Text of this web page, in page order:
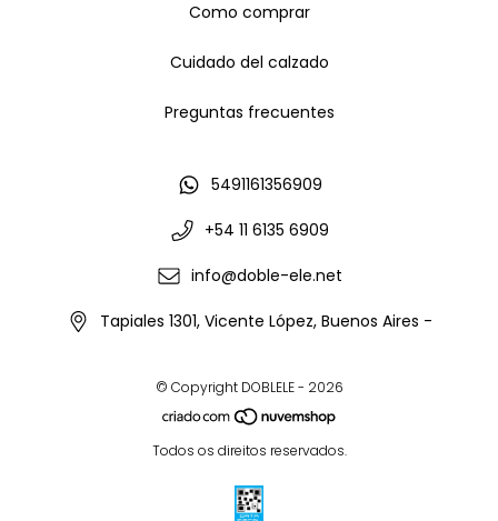
Como comprar
Cuidado del calzado
Preguntas frecuentes
5491161356909
+54 11 6135 6909
info@doble-ele.net
Tapiales 1301, Vicente López, Buenos Aires -
© Copyright DOBLELE - 2026
Todos os direitos reservados.